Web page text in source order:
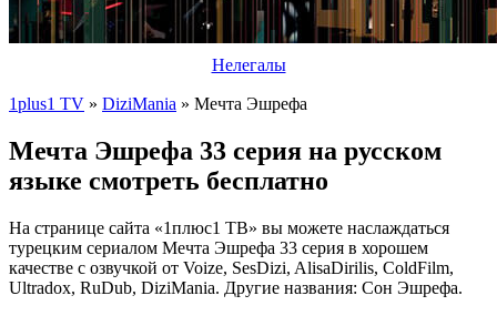
Нелегалы
1plus1 TV » DiziMania » Мечта Эшрефа
Мечта Эшрефа 33 серия на русском
языке смотреть бесплатно
На странице сайта «1плюс1 ТВ» вы можете наслаждаться
турецким сериалом Мечта Эшрефа 33 серия в хорошем
качестве с озвучкой от Voize, SesDizi, AlisaDirilis, ColdFilm,
Ultradox, RuDub, DiziMania. Другие названия: Сон Эшрефа.